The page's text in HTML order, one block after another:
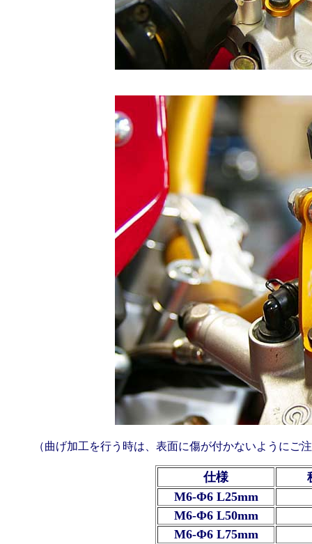
（曲げ加工を行う時は、表面に傷が付かないように
仕様
M6-Φ6 L25mm
M6-Φ6 L50mm
M6-Φ6 L75mm